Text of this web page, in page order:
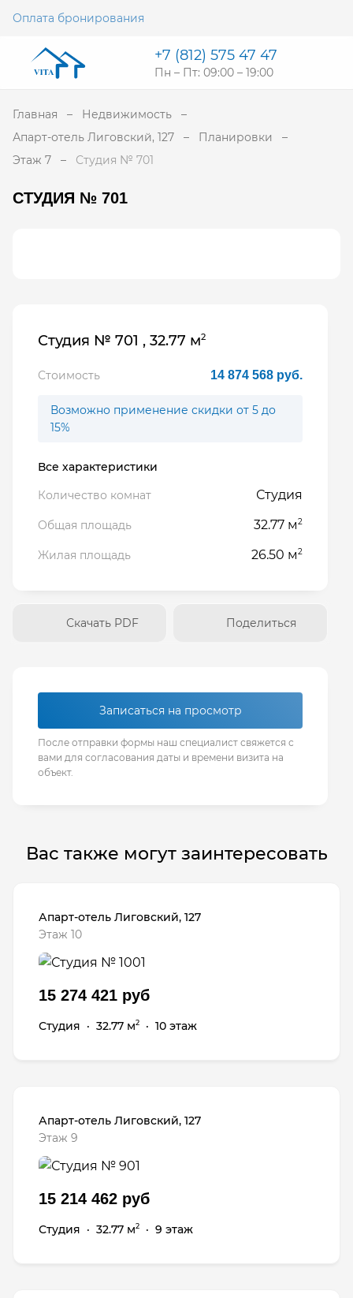
Оплата бронирования
+7 (812) 575 47 47
Пн – Пт: 09:00 – 19:00
Главная
Недвижимость
Апарт-отель Лиговский, 127
Планировки
Этаж 7
Студия № 701
СТУДИЯ № 701
Студия № 701 , 32.77 м2
Стоимость 14 874 568 руб.
Возможно применение скидки от 5 до
15%
Все характеристики
Количество комнат
Студия
Общая площадь 32.77 м2
Жилая площадь 26.50 м2
Скачать PDF Поделиться
Записаться на просмотр
После отправки формы наш специалист свяжется с
вами для согласования даты и времени визита на
объект.
Вас также могут заинтересовать
Апарт-отель Лиговский, 127
Этаж 10
15 274 421 руб
Студия · 32.77 м2 · 10 этаж
Апарт-отель Лиговский, 127
Этаж 9
15 214 462 руб
Студия · 32.77 м2 · 9 этаж